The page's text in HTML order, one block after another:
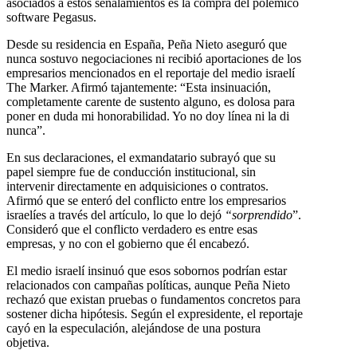
asociados a estos señalamientos es la compra del polémico
software Pegasus.
Desde su residencia en España, Peña Nieto aseguró que
nunca sostuvo negociaciones ni recibió aportaciones de los
empresarios mencionados en el reportaje del medio israelí
The Marker. Afirmó tajantemente: “Esta insinuación,
completamente carente de sustento alguno, es dolosa para
poner en duda mi honorabilidad. Yo no doy línea ni la di
nunca”.
En sus declaraciones, el exmandatario subrayó que su
papel siempre fue de conducción institucional, sin
intervenir directamente en adquisiciones o contratos.
Afirmó que se enteró del conflicto entre los empresarios
israelíes a través del artículo, lo que lo dejó “sorprendido”.
Consideró que el conflicto verdadero es entre esas
empresas, y no con el gobierno que él encabezó.
El medio israelí insinuó que esos sobornos podrían estar
relacionados con campañas políticas, aunque Peña Nieto
rechazó que existan pruebas o fundamentos concretos para
sostener dicha hipótesis. Según el expresidente, el reportaje
cayó en la especulación, alejándose de una postura
objetiva.